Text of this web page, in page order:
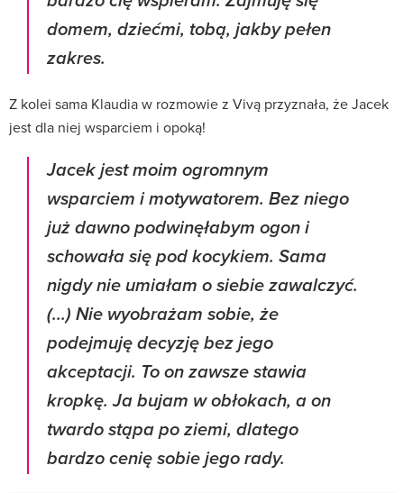
domem, dziećmi, tobą, jakby pełen
zakres.
Z kolei sama Klaudia w rozmowie z Vivą przyznała, że Jacek
jest dla niej wsparciem i opoką!
Jacek jest moim ogromnym
wsparciem i motywatorem. Bez niego
już dawno podwinęłabym ogon i
schowała się pod kocykiem. Sama
nigdy nie umiałam o siebie zawalczyć.
(...) Nie wyobrażam sobie, że
podejmuję decyzję bez jego
akceptacji. To on zawsze stawia
kropkę. Ja bujam w obłokach, a on
twardo stąpa po ziemi, dlatego
bardzo cenię sobie jego rady.